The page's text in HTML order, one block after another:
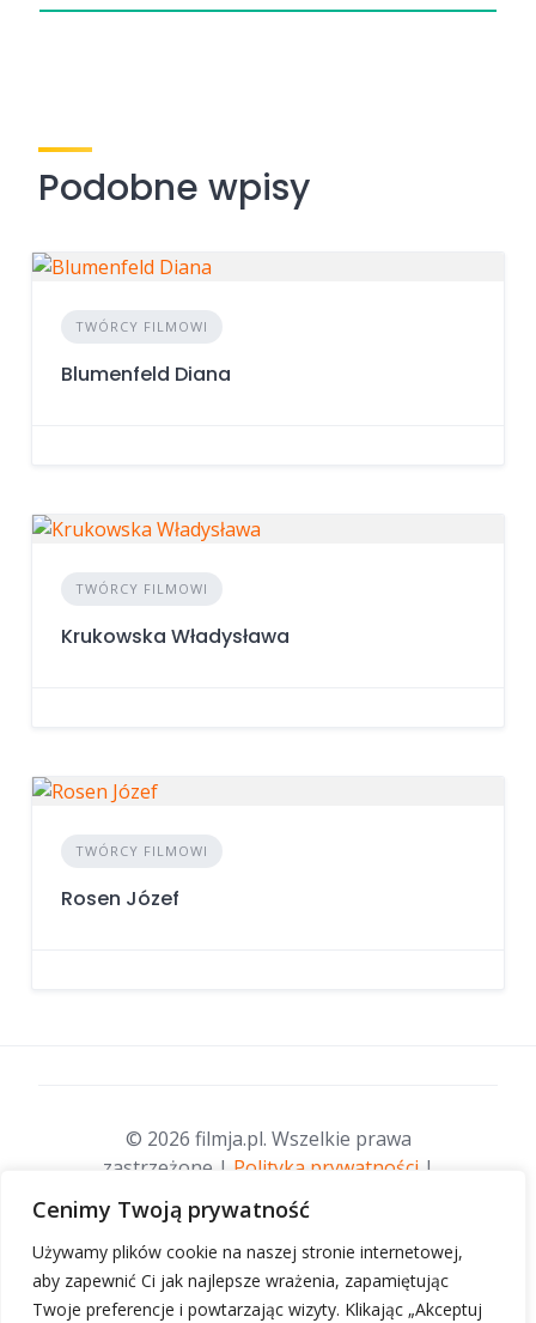
Cenimy Twoją prywatność
Używamy plików cookie na naszej stronie internetowej,
aby zapewnić Ci jak najlepsze wrażenia, zapamiętując
Twoje preferencje i powtarzając wizyty. Klikając „Akceptuj
Podobne wpisy
TWÓRCY FILMOWI
Blumenfeld Diana
TWÓRCY FILMOWI
Krukowska Władysława
TWÓRCY FILMOWI
Rosen Józef
© 2026 filmja.pl. Wszelkie prawa
zastrzeżone | Polityka prywatności|
Opieka merytoryczna: Fundacja stare-
kino.pl | Opieka informatyczna:
telefirma.pl.